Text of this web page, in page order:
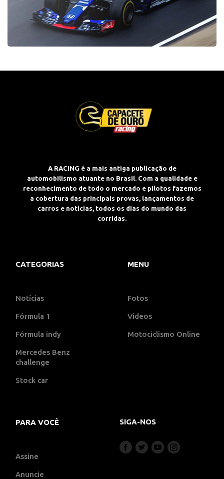
A RACING é a mais antiga publicação de
automobilismo atuante no Brasil. Com a qualidade e
reconhecimento de todo o mercado e pilotos fazemos
a cobertura das principais provas, lançamentos de
carros e notícias, todos os dias do mundo das
corridas.
CATEGORIAS
Notícias
Fórmula 1
Fórmula indy
Mercedes Benz
challenge
Stock car
MENU
Fotos
Vídeos
Motociclismo Online
PARA VOCÊ
Assine
Anuncie
SIGA-NOS